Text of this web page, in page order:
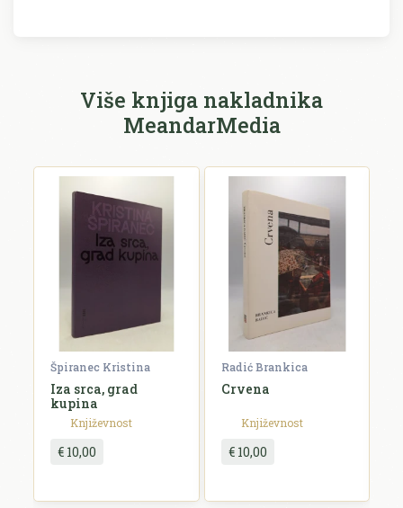
E-mail se ne prikazuje javno.
Ocjena *
Više knjiga nakladnika
MeandarMedia
Špiranec Kristina
Iza srca, grad
kupina
Književnost
€ 10,00
Radić Brankica
Crvena
Književnost
€ 10,00